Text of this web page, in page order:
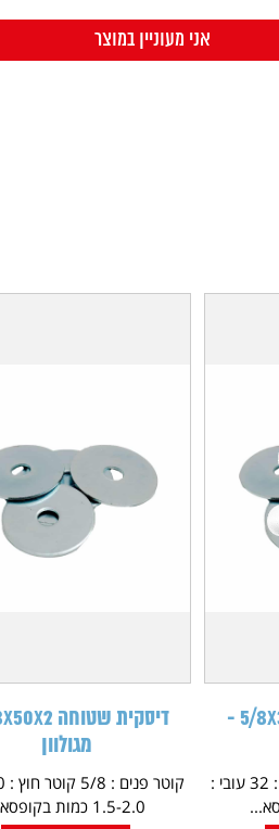
דיסקית שטוחה 5/8X32X2 -
קוטר פנים : 5/8 קוטר חוץ : 32 עובי :
מגולוון
1.5-2.0 כמות בקופסא...